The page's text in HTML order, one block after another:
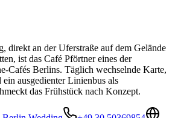
direkt an der Uferstraße auf dem Gelände
ist das Café Pförtner eines der
Cafés Berlins. Täglich wechselnde Karte,
ein ausgedienter Linienbus als
das Frühstück nach Konzept.